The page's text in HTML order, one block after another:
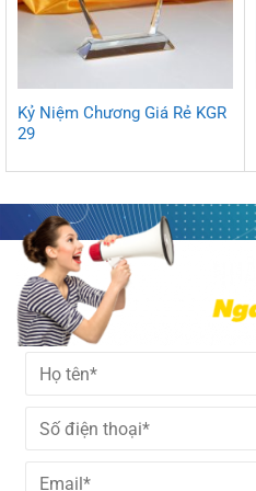
Kỷ Niệm Chương Giá Rẻ KGR
29